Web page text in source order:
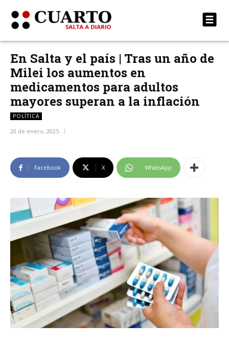
En Salta y el país | Tras un año de
Milei los aumentos en
medicamentos para adultos
mayores superan a la inflación
POLÍTICA
20 de enero, 2025
Facebook X WhatsApp